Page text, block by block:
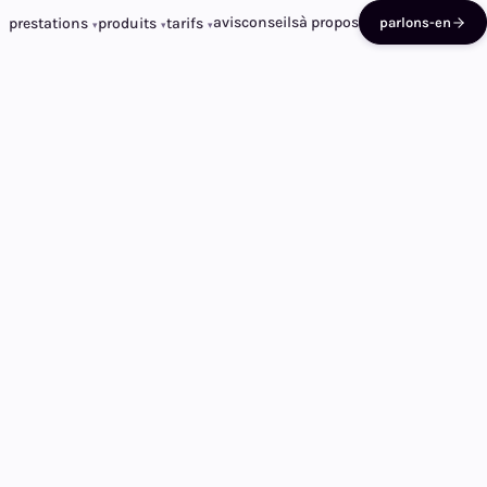
prestations produits tarifs avisconseilsà propos parlons-en